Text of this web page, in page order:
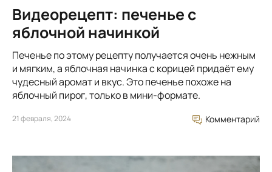
Видеорецепт: печенье с
яблочной начинкой
Печенье по этому рецепту получается очень нежным
и мягким, а яблочная начинка с корицей придаёт ему
чудесный аромат и вкус. Это печенье похоже на
яблочный пирог, только в мини-формате.
21 февраля, 2024 Комментарий